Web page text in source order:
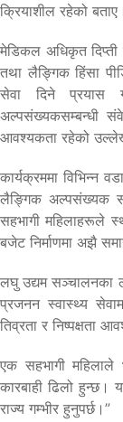
क्रियाशील रहेको बताए।
मेडिकल अधिकृत
तथा लैङ्गिक हिंसा
सेवा दिने प्रयास
अल्पसंख्यकसम्बन्धी
आवश्यकता रहेको
कार्यक्रममा विभिन्न
लैङ्गिक अल्पसंख्यक
सहभागी महिलाहरूले
बजेट निर्माणमा अझै
लघु उद्यम सञ्चालनका
प्रजनन स्वास्थ्य
तिव्रता र निष्पक्षता
एक सहभागी महिलाले
कारबाही ढिलो हुन्छ।
राज्य गम्भीर हुनुपर्छ।”